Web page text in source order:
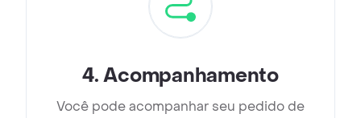
4.Acompanhamento
Você pode acompanhar seu pedido de